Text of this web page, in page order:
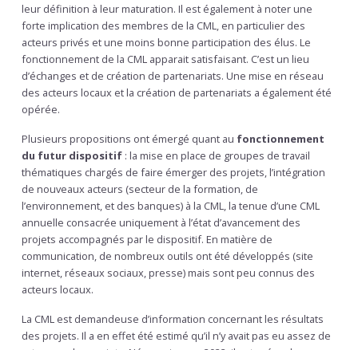
leur définition à leur maturation. Il est également à noter une
forte implication des membres de la CML, en particulier des
acteurs privés et une moins bonne participation des élus. Le
fonctionnement de la CML apparait satisfaisant. C’est un lieu
d’échanges et de création de partenariats. Une mise en réseau
des acteurs locaux et la création de partenariats a également été
opérée.
Plusieurs propositions ont émergé quant au fonctionnement
du futur dispositif : la mise en place de groupes de travail
thématiques chargés de faire émerger des projets, l’intégration
de nouveaux acteurs (secteur de la formation, de
l’environnement, et des banques) à la CML, la tenue d’une CML
annuelle consacrée uniquement à l’état d’avancement des
projets accompagnés par le dispositif. En matière de
communication, de nombreux outils ont été développés (site
internet, réseaux sociaux, presse) mais sont peu connus des
acteurs locaux.
La CML est demandeuse d’information concernant les résultats
des projets. Il a en effet été estimé qu’il n’y avait pas eu assez de